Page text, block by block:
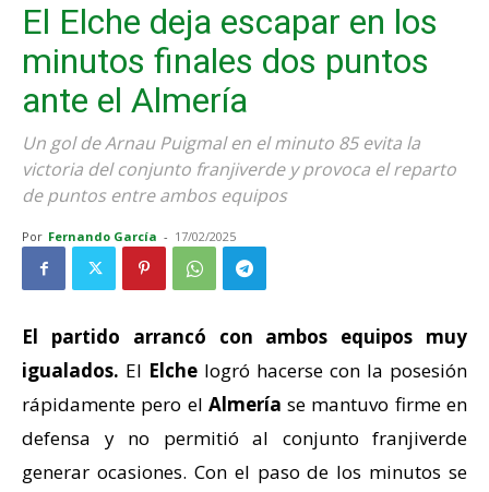
El Elche deja escapar en los
minutos finales dos puntos
ante el Almería
Un gol de Arnau Puigmal en el minuto 85 evita la
victoria del conjunto franjiverde y provoca el reparto
de puntos entre ambos equipos
Por Fernando García - 17/02/2025
El partido arrancó con ambos equipos muy
igualados. El Elche logró hacerse con la posesión
rápidamente pero el Almería se mantuvo firme en
defensa y no permitió al conjunto franjiverde
generar ocasiones. Con el paso de los minutos se